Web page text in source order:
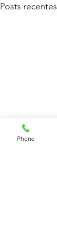
Posts recentes
Phone